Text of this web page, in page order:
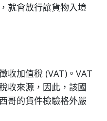
就會放行讓貨物入境
收加值稅 (VAT)。VAT
收來源，因此，該國
哥的貨件檢驗格外嚴